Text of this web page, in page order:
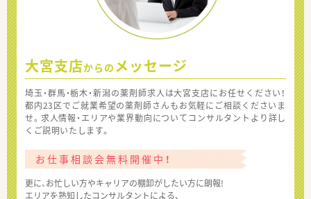
大宮支店からの メッセージ
埼玉・群馬・栃木・新潟の薬剤師求人は大宮支店にお任せください！
都内23区でご就業希望の薬剤師さんもお気軽にご相談くださいま
せ。求人情報・エリアや業界動向についてコンサルタントより詳し
くご説明いたします。
お仕事相談会無料開催中！
更に、お忙しい方やキャリアの棚卸がしたい方に朗報!
エリアを熟知したコンサルタントによる、